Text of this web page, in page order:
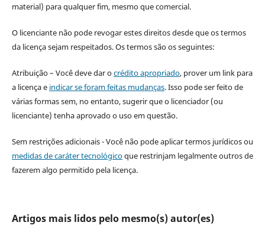
material) para qualquer fim, mesmo que comercial.
O licenciante não pode revogar estes direitos desde que os termos
da licença sejam respeitados. Os termos são os seguintes:
Atribuição – Você deve dar ocrédito apropriado, prover um link para
a licença e indicar se foram feitas mudanças. Isso pode ser feito de
várias formas sem, no entanto, sugerir que o licenciador (ou
licenciante) tenha aprovado o uso em questão.
Sem restrições adicionais - Você não pode aplicar termos jurídicos ou
medidas de caráter tecnológicoque restrinjam legalmente outros de
fazerem algo permitido pela licença.
Artigos mais lidos pelo mesmo(s) autor(es)